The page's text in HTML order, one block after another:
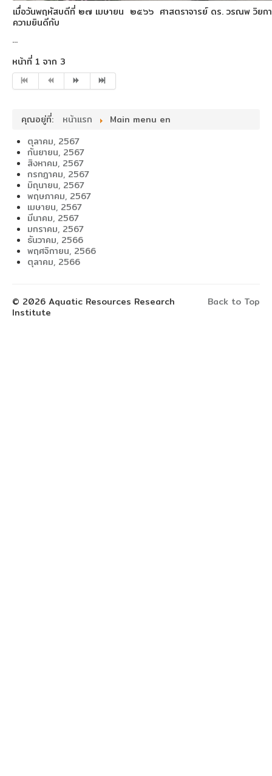
เมื่อวันพฤหัสบดีที่ ๒๗ เมษายน ๒๕๖๖ ศาสตราจารย์ ดร. วรณพ วิยก
ความยินดีกับ
...
หน้าที่ 1 จาก 3
คุณอยู่ที่: หน้าแรก
Main menu en
ตุลาคม, 2567
กันยายน, 2567
สิงหาคม, 2567
กรกฎาคม, 2567
มิถุนายน, 2567
พฤษภาคม, 2567
เมษายน, 2567
มีนาคม, 2567
มกราคม, 2567
ธันวาคม, 2566
พฤศจิกายน, 2566
ตุลาคม, 2566
Back to Top
© 2026 Aquatic Resources Research
Institute